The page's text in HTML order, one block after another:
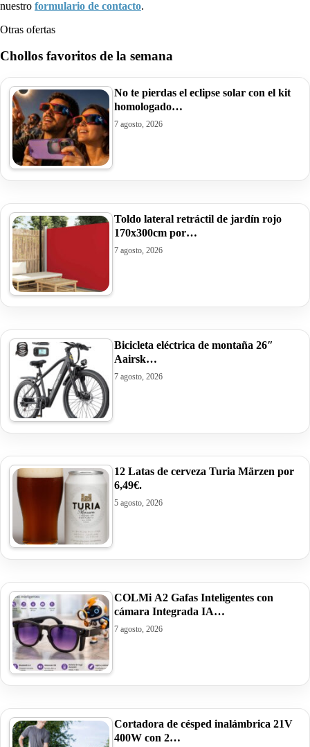
nuestro formulario de contacto.
Otras ofertas
Chollos favoritos de la semana
No te pierdas el eclipse solar con el kit
homologado…
7 agosto, 2026
Toldo lateral retráctil de jardín rojo
170x300cm por…
7 agosto, 2026
Bicicleta eléctrica de montaña 26″
Aairsk…
7 agosto, 2026
12 Latas de cerveza Turia Märzen por
6,49€.
5 agosto, 2026
COLMi A2 Gafas Inteligentes con
cámara Integrada IA…
7 agosto, 2026
Cortadora de césped inalámbrica 21V
400W con 2…